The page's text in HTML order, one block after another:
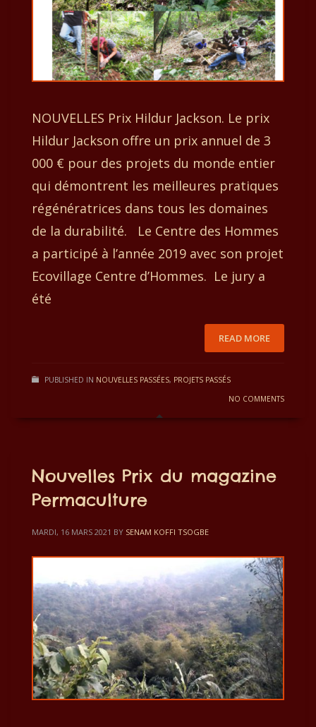
NOUVELLES Prix Hildur Jackson. Le prix
Hildur Jackson offre un prix annuel de 3
000 € pour des projets du monde entier
qui démontrent les meilleures pratiques
régénératrices dans tous les domaines
de la durabilité. Le Centre des Hommes
a participé à l’année 2019 avec son projet
Ecovillage Centre d’Hommes. Le jury a
été
READ MORE
PUBLISHED IN NOUVELLES PASSÉES, PROJETS PASSÉS
NO COMMENTS
Nouvelles Prix du magazine
Permaculture
MARDI, 16 MARS 2021 BY SENAM KOFFI TSOGBE